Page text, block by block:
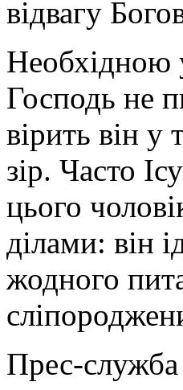
відвагу
Необхідною
Господь не
вірить він
зір. Часто
цього
ділами: він
жодного
Прес-служба